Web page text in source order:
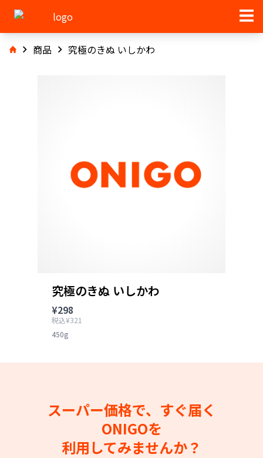
商品 究極のきぬ いしかわ
究極のきぬ いしかわ
¥298
税込¥321
450g
スーパー価格で、すぐ届く
ONIGOを
利用してみませんか？